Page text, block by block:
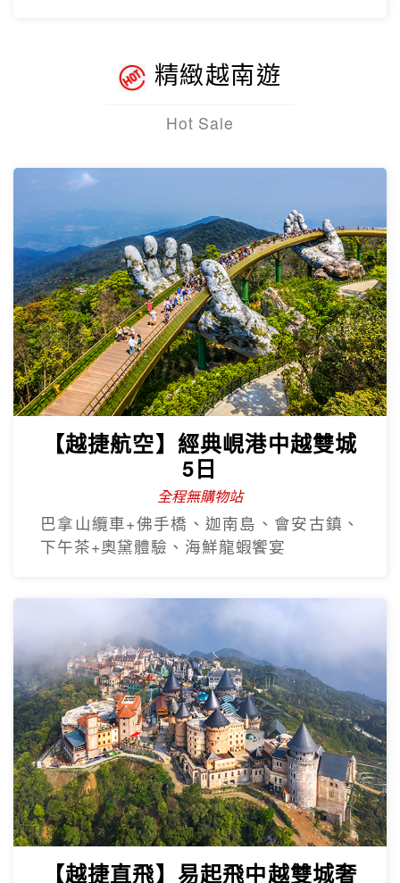
精緻越南遊
Hot Sale
【越捷航空】經典峴港中越雙城
5日
全程無購物站
巴拿山纜車+佛手橋、迦南島、會安古鎮、
下午茶+奧黛體驗、海鮮龍蝦饗宴
【越捷直飛】易起飛中越雙城奢